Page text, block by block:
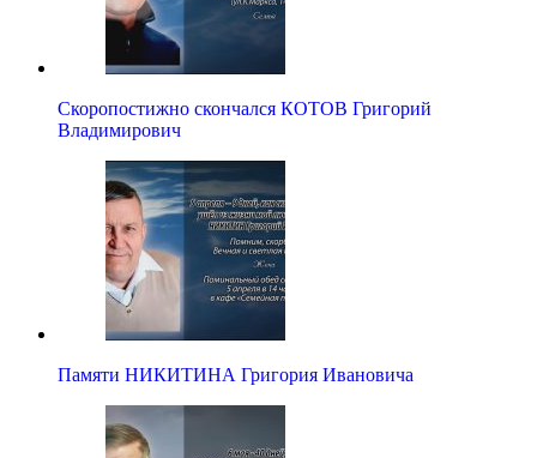
Скоропостижно скончался КОТОВ Григорий
Владимирович
Памяти НИКИТИНА Григория Ивановича